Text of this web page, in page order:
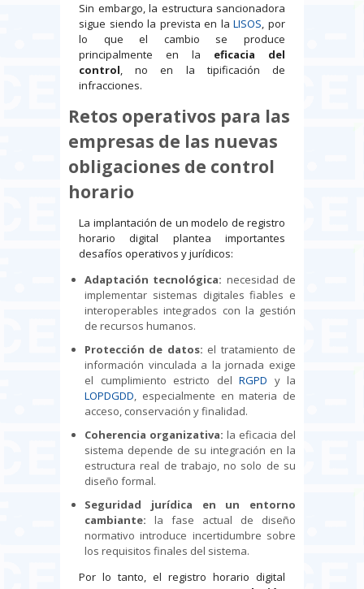
Sin embargo, la estructura sancionadora
sigue siendo la prevista en laLISOS, por
lo que el cambio se produce
principalmente en la eficacia del
control, no en la tipificación de
infracciones.
Retos operativos para las
empresas de las nuevas
obligaciones de control
horario
La implantación de un modelo de registro
horario digital plantea importantes
desafíos operativos y jurídicos:
Adaptación tecnológica: necesidad de
implementar sistemas digitales fiables e
interoperables integrados con la gestión
de recursos humanos.
Protección de datos: el tratamiento de
información vinculada a la jornada exige
el cumplimiento estricto del RGPD y la
LOPDGDD, especialmente en materia de
acceso, conservación y finalidad.
Coherencia organizativa: la eficacia del
sistema depende de su integración en la
estructura real de trabajo, no solo de su
diseño formal.
Seguridad jurídica en un entorno
cambiante: la fase actual de diseño
normativo introduce incertidumbre sobre
los requisitos finales del sistema.
Por lo tanto, el registro horario digital